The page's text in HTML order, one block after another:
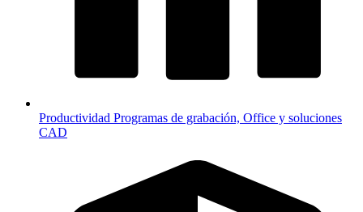
Productividad Programas de grabación, Office y soluciones
CAD